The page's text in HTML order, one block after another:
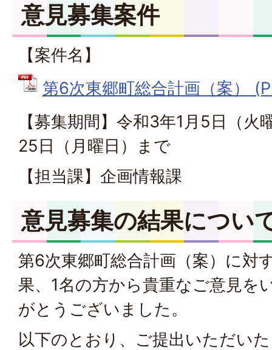
意見募集案件
【案件名】
第6次東郷町総合計画（案）
【募集期間】令和3年1月5日（火
25日（月曜日）まで
【担当課】企画情報課
意見募集の結果につい
第6次東郷町総合計画（案）に対
果、1名の方から貴重なご意見を
がとうございました。
以下のとおり、ご提出いただい